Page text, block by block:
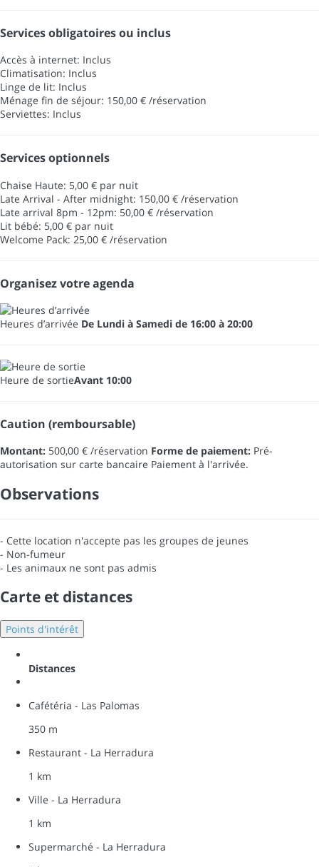
Services obligatoires ou inclus
Accès à internet: Inclus
Climatisation: Inclus
Linge de lit: Inclus
Ménage fin de séjour: 150,00 € /réservation
Serviettes: Inclus
Services optionnels
Chaise Haute: 5,00 € par nuit
Late Arrival - After midnight: 150,00 € /réservation
Late arrival 8pm - 12pm: 50,00 € /réservation
Lit bébé: 5,00 € par nuit
Welcome Pack: 25,00 € /réservation
Organisez votre agenda
Heures d’arrivée De Lundi à Samedi de 16:00 à 20:00
Heure de sortieAvant 10:00
Caution (remboursable)
Montant: 500,00 € /réservation Forme de paiement: Pré-
autorisation sur carte bancaire Paiement à l'arrivée.
Observations
- Cette location n'accepte pas les groupes de jeunes
- Non-fumeur
- Les animaux ne sont pas admis
Carte et distances
Points d'intérêt
Distances
Cafétéria - Las Palomas
350 m
Restaurant - La Herradura
1 km
Ville - La Herradura
1 km
Supermarché - La Herradura